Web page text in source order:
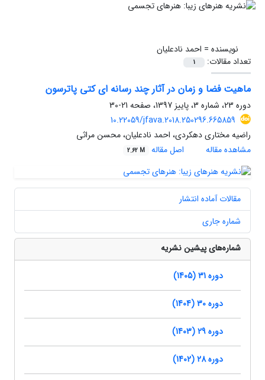
نویسنده = احمد نادعلیان
تعداد مقالات:
1
ماهیت فضا و زمان در آثار چند رسانه ای کتی پاترسون
دوره 23، شماره 3، پاییز 1397، صفحه
21-30
10.22059/jfava.2018.250296.665859
راضیه مختاری دهکردی، احمد نادعلیان، محسن مراثی
مشاهده مقاله
اصل مقاله 2.62 M
مقالات آماده انتشار
شماره جاری
شماره‌های پیشین نشریه
دوره 31 (1405)
دوره 30 (1404)
دوره 29 (1403)
دوره 28 (1402)